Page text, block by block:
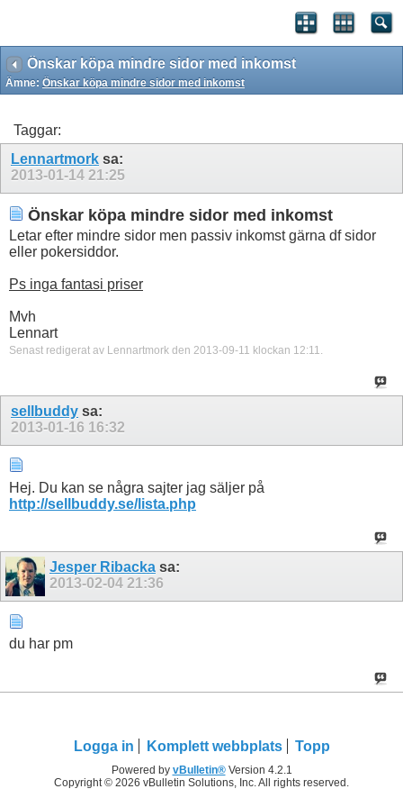
Önskar köpa mindre sidor med inkomst
Ämne: Önskar köpa mindre sidor med inkomst
Taggar:
Lennartmork sa:
2013-01-14 21:25
Önskar köpa mindre sidor med inkomst
Letar efter mindre sidor men passiv inkomst gärna df sidor
eller pokersiddor.
Ps inga fantasi priser
Mvh
Lennart
Senast redigerat av Lennartmork den 2013-09-11 klockan 12:11.
sellbuddy sa:
2013-01-16 16:32
Hej. Du kan se några sajter jag säljer på
http://sellbuddy.se/lista.php
Jesper Ribacka sa:
2013-02-04 21:36
du har pm
Logga in Komplett webbplats Topp
Powered by vBulletin®Version 4.2.1
Copyright © 2026 vBulletin Solutions, Inc. All rights reserved.